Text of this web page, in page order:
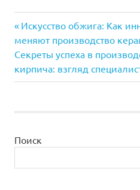
Навигация
по
записям
Предыдущая
запись:
Искусство обжига: Как
меняют производство
Следующая
запись:
Секреты успеха в
кирпича: взгляд
Поиск